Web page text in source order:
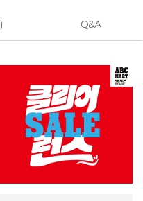
) Q&A